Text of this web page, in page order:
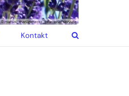
Kontakt
© martin_manigatterer_pfarrbriefservice